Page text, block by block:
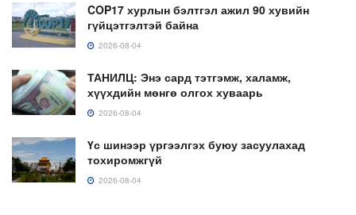
COP17 хурлын бэлтгэл ажил 90 хувийн
гүйцэтгэлтэй байна
2026-08-04
ТАНИЛЦ: Энэ сард тэтгэмж, халамж,
хүүхдийн мөнгө олгох хуваарь
2026-08-04
Үс шинээр үргээлгэх буюу засуулахад
тохиромжгүй
2026-08-04